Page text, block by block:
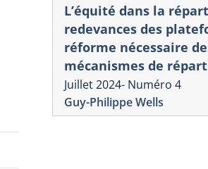
L’équité dans la
redevances des
réforme nécessaire
mécanismes de
Juillet 2024- Numéro 4
Guy-Philippe Wells